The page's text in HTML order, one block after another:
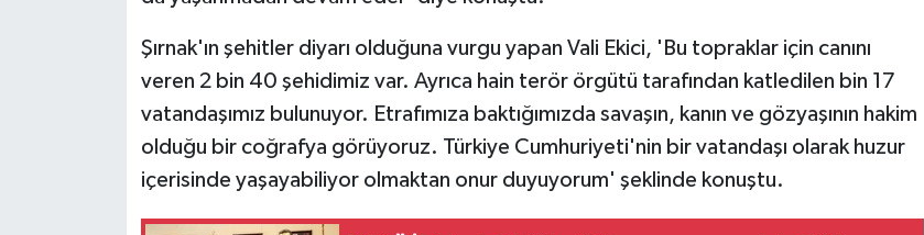
Şırnak'ın şehitler diyarı olduğuna vurgu yapan Vali Ekici, 'Bu topraklar için canını
veren 2 bin 40 şehidimiz var. Ayrıca hain terör örgütü tarafından katledilen bin 17
vatandaşımız bulunuyor. Etrafımıza baktığımızda savaşın, kanın ve gözyaşının hakim
olduğu bir coğrafya görüyoruz. Türkiye Cumhuriyeti'nin bir vatandaşı olarak huzur
içerisinde yaşayabiliyor olmaktan onur duyuyorum' şeklinde konuştu.
SPOR HABERLERİ